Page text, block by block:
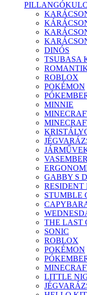
PILLANGÓ
DINÓS
TSUBASA
ROBLOX
POKÉMON
MINNIE
VASEMBER
GABBY S
RESIDENT
STUMBLE
THE LAST
SONIC
ROBLOX
POKÉMON
LITTLE